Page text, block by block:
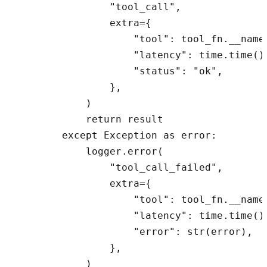
                "tool_call",
                extra={
"tool":
"latency":
                    "status": "ok",
                },
            )
            return result
        except Exception as error:
            logger.error(
                "tool_call_failed",
                extra={
"tool":
"latency":
                    "error": str(error),
                },
            )